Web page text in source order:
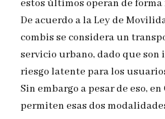
estos últimos operan de
De acuerdo a la Ley de
combis se considera un
servicio urbano, dado que son
riesgo latente para los
Sin embargo a pesar de eso,
permiten esas dos